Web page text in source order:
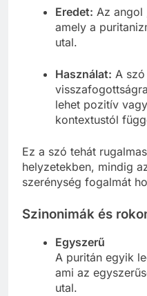
Eredet: Az angol
amely a
utal.
Használat: A
lehet pozitív
kontextustól
Ez a szó tehát
helyzetekben, mindig
szerénység fogalmát
Szinonimák és
Egyszerű
A puritán egyik
ami az
utal.